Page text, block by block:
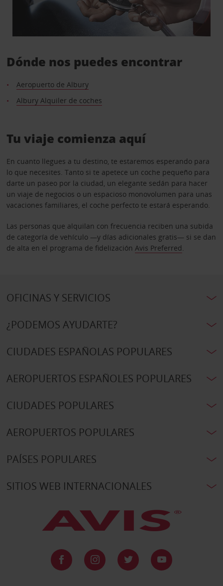
Dónde nos puedes encontrar
Aeropuerto de Albury
Albury Alquiler de coches
Tu viaje comienza aquí
En cuanto llegues a tu destino, te estaremos esperando para
lo que necesites. Tanto si te apetece un coche pequeño para
darte un paseo por la ciudad, un elegante sedán para hacer
un viaje de negocios o un espacioso monovolumen para unas
vacaciones familiares, el coche perfecto te estará esperando.
Las personas que alquilan con frecuencia reciben una subida
de categoría de vehículo —y días adicionales gratis— si se dan
de alta en el programa de fidelización Avis Preferred.
OFICINAS Y SERVICIOS
¿PODEMOS AYUDARTE?
CIUDADES ESPAÑOLAS POPULARES
AEROPUERTOS ESPAÑOLES POPULARES
CIUDADES POPULARES
AEROPUERTOS POPULARES
PAÍSES POPULARES
SITIOS WEB INTERNACIONALES